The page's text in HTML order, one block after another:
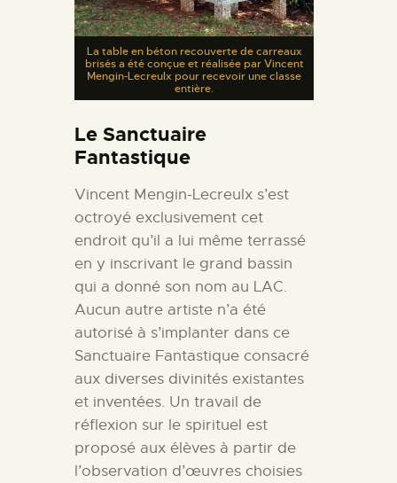
La table en béton recouverte de carreaux
brisés a été conçue et réalisée par Vincent
Mengin-Lecreulx pour recevoir une classe
entière.
Le Sanctuaire
Fantastique
Vincent Mengin-Lecreulx s’est
octroyé exclusivement cet
endroit qu’il a lui même terrassé
en y inscrivant le grand bassin
qui a donné son nom au LAC.
Aucun autre artiste n’a été
autorisé à s’implanter dans ce
Sanctuaire Fantastique consacré
aux diverses divinités existantes
et inventées. Un travail de
réflexion sur le spirituel est
proposé aux élèves à partir de
l’observation d’œuvres choisies